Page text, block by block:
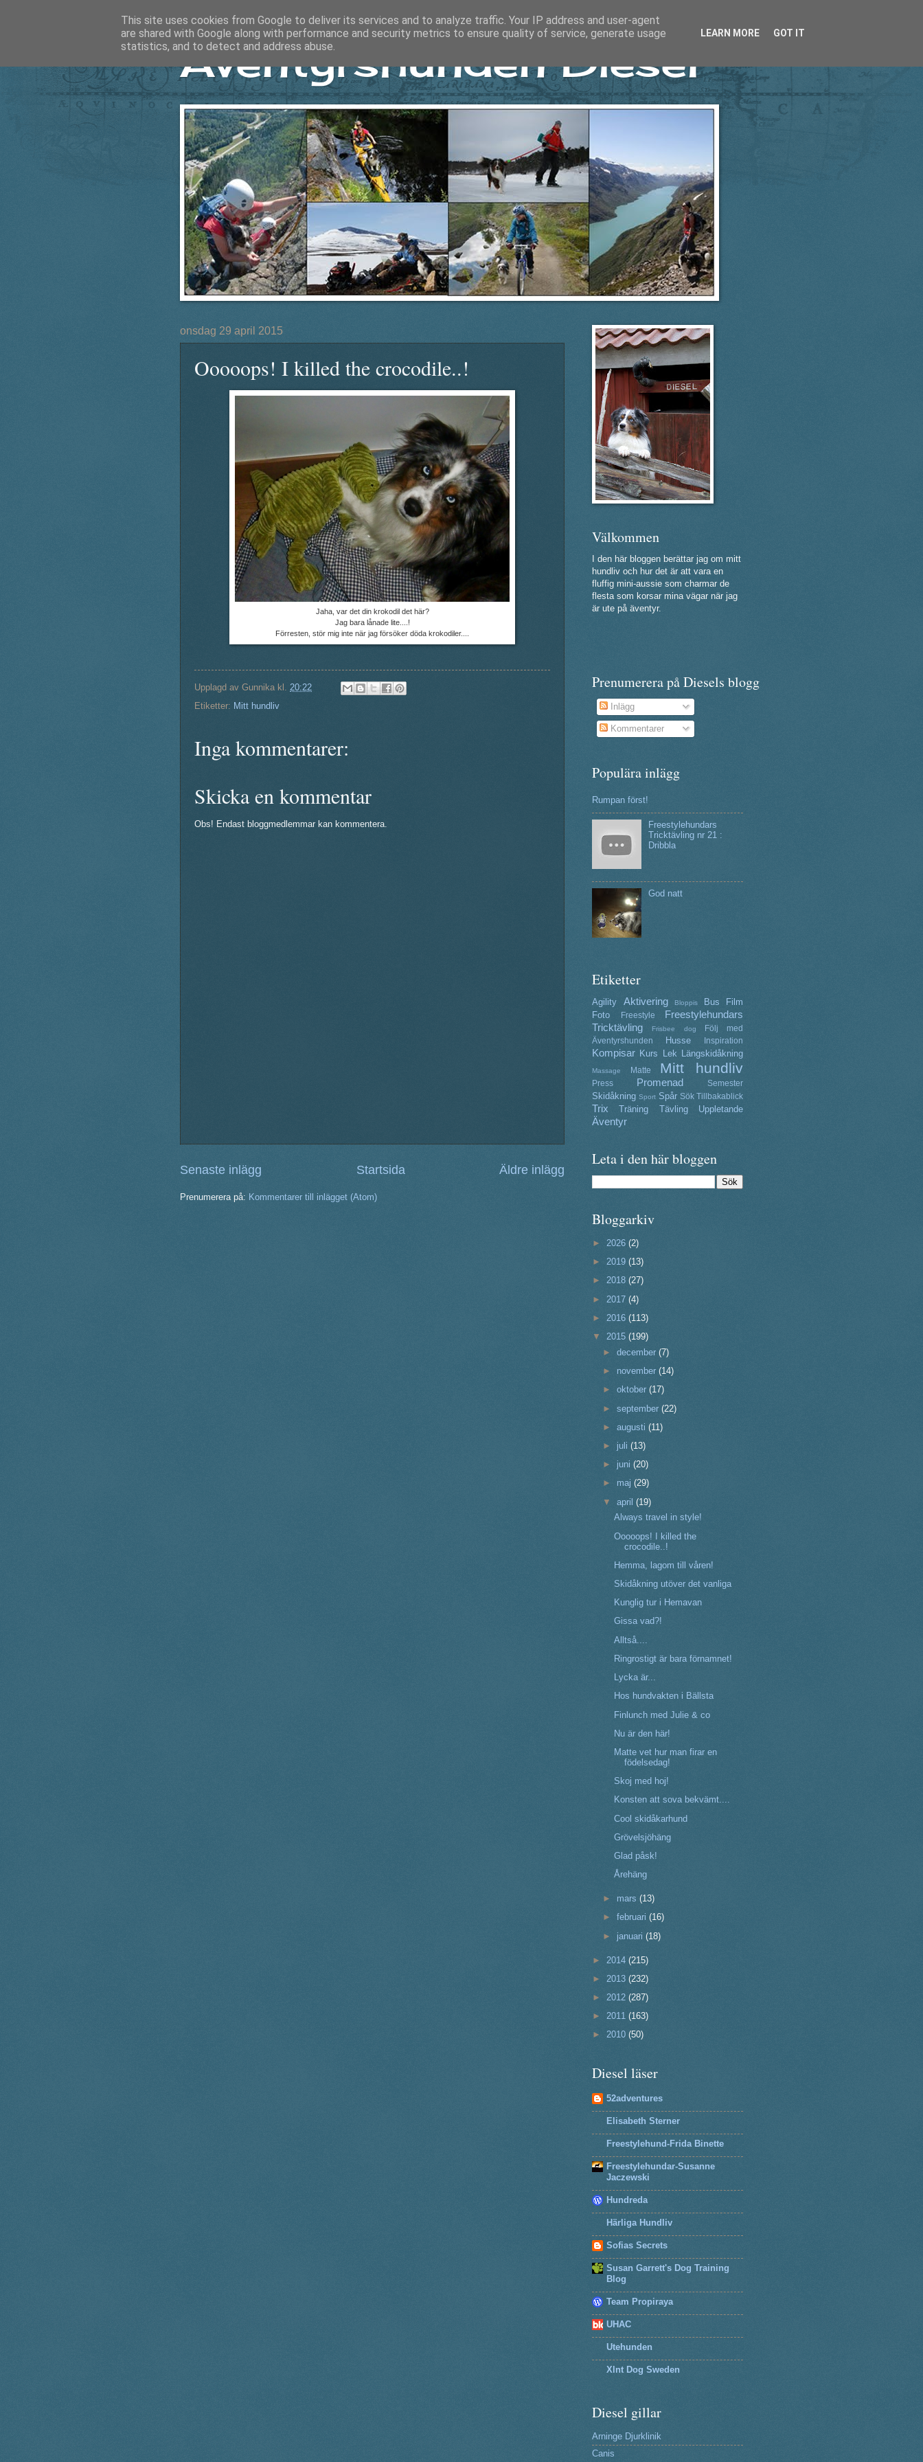
Äventyrshunden Diesel
onsdag 29 april 2015
Ooooops! I killed the crocodile..!
Jaha, var det din krokodil det här?
Jag bara lånade lite....!
Förresten, stör mig inte när jag försöker döda krokodiler....
Upplagd av Gunnika kl. 20:22
Etiketter: Mitt hundliv
Inga kommentarer:
Skicka en kommentar
Obs! Endast bloggmedlemmar kan kommentera.
Senaste inlägg Äldre inlägg
Startsida
Prenumerera på: Kommentarer till inlägget (Atom)
Välkommen
I den här bloggen berättar jag om mitt
hundliv och hur det är att vara en
fluffig mini-aussie som charmar de
flesta som korsar mina vägar när jag
är ute på äventyr.
Prenumerera på Diesels blogg
Inlägg
Kommentarer
Populära inlägg
Rumpan först!
Freestylehundars
Tricktävling nr 21 :
Dribbla
God natt
Etiketter
Agility Aktivering Bloppis Bus
Film
Foto
Freestyle
Freestylehundars
Tricktävling
Frisbee dog
Följ med
Äventyrshunden
Husse Inspiration
Kompisar Kurs Lek Längskidåkning
Massage Matte Mitt hundliv
Press Promenad Semester
Skidåkning Sport Spår Sök Tillbakablick
Trix Träning Tävling Uppletande
Äventyr
Leta i den här bloggen
Bloggarkiv
► 2026 (2)
► 2019 (13)
► 2018 (27)
► 2017 (4)
► 2016 (113)
▼ 2015 (199)
►december(7)
► november(14)
►oktober(17)
►september(22)
►augusti(11)
► juli(13)
► juni(20)
► maj(29)
▼april(19)
Always travel in style!
Ooooops! I killed the
crocodile..!
Hemma, lagom till våren!
Skidåkning utöver det vanliga
Kunglig tur i Hemavan
Gissa vad?!
Alltså....
Ringrostigt är bara förnamnet!
Lycka är...
Hos hundvakten i Bällsta
Finlunch med Julie & co
Nu är den här!
Matte vet hur man firar en
födelsedag!
Skoj med hoj!
Konsten att sova bekvämt....
Cool skidåkarhund
Grövelsjöhäng
Glad påsk!
Årehäng
► mars(13)
►februari(16)
► januari(18)
► 2014 (215)
► 2013 (232)
► 2012 (287)
► 2011 (163)
► 2010 (50)
Diesel läser
52adventures
Elisabeth Sterner
Freestylehund-Frida Binette
Freestylehundar-Susanne
Jaczewski
Hundreda
Härliga Hundliv
Sofias Secrets
Susan Garrett's Dog Training
Blog
Team Propiraya
UHAC
Utehunden
Xlnt Dog Sweden
Diesel gillar
Arninge Djurklinik
Canis
This site uses cookies from Google to deliver its services and to analyze traffic. Your IP address and user-agent
are shared with Google along with performance and security metrics to ensure quality of service, generate usage
statistics, and to detect and address abuse.
LEARN MORE GOT IT